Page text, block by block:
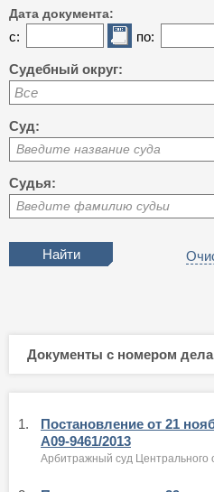
Дата документа:
с: по:
Судебный округ:
Все
Суд:
Введите название суда
Судья:
Введите фамилию судьи
Документы с номером дела
1.
Постановление от 21
А09-9461/2013
Арбитражный суд Центрального